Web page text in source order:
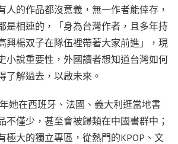
人的作品都沒意義，無一作者能倖存，
是相連的，「身為台灣作者，且多年持
興楊双子在隊伍裡帶著大家前進」，現
小說重要性，外國讀者想知道台灣如何
了解過去，以啟未來。
她在西班牙、法國、義大利逛當地書
不僅少，甚至會被歸類在中國書群中；
極大的獨立專區，從熱門的KPOP、文